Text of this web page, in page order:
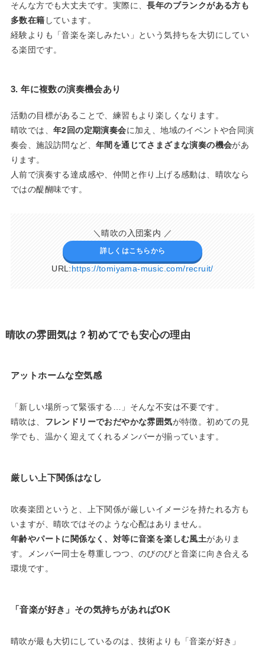
そんな方でも大丈夫です。実際に、長年のブランクがある方も
多数在籍 しています。
経験よりも「音楽を楽しみたい」という気持ちを大切にしてい
る楽団です。
3. 年に複数の演奏機会あり
活動の目標があることで、練習もより楽しくなります。
晴吹では、 年2回の定期演奏会に加え、地域のイベントや合同演
奏会、施設訪問など、 年間を通じてさまざまな演奏の機会があ
ります。
人前で演奏する達成感や、仲間と作り上げる感動は、晴吹なら
ではの醍醐味です。
＼晴吹の入団案内 ／
詳しくはこちらから
URL:https://tomiyama-music.com/recruit/
晴吹の雰囲気は？初めてでも安心の理由
アットホームな空気感
「新しい場所って緊張する…」そんな不安は不要です。
晴吹は、 フレンドリーでおだやかな雰囲気が特徴。初めての見
学でも、温かく迎えてくれるメンバーが揃っています。
厳しい上下関係はなし
吹奏楽団というと、上下関係が厳しいイメージを持たれる方も
いますが、晴吹ではそのような心配はありません。
年齢やパートに関係なく、対等に音楽を楽しむ風土がありま
す。メンバー同士を尊重しつつ、のびのびと音楽に向き合える
環境です。
「音楽が好き」その気持ちがあればOK
晴吹が最も大切にしているのは、技術よりも「音楽が好き」